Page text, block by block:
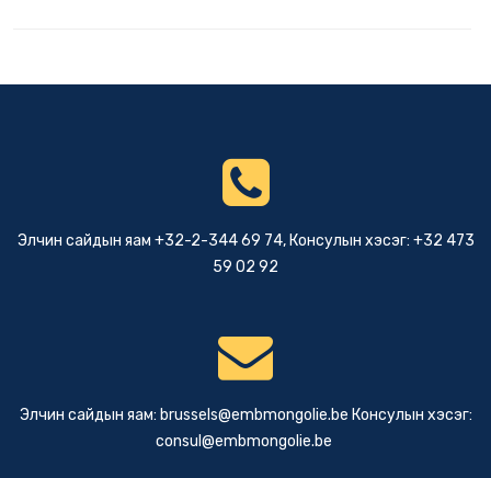
Элчин сайдын яам +32-2-344 69 74, Консулын хэсэг: +32 473
59 02 92
Элчин сайдын яам: brussels@embmongolie.be Консулын хэсэг:
consul@embmongolie.be